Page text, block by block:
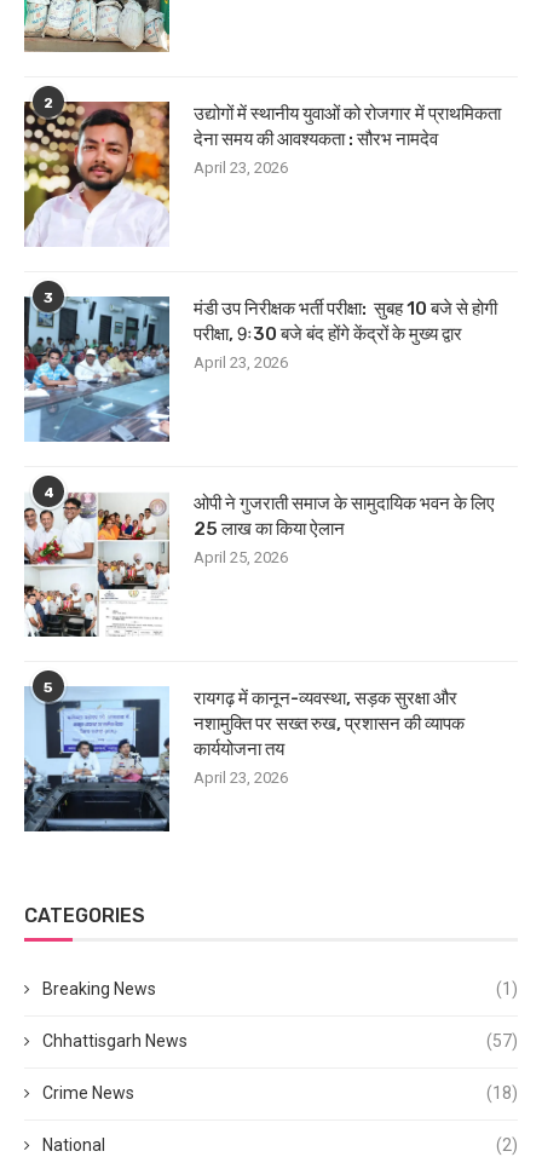
2
उद्योगों में स्थानीय युवाओं को रोजगार में प्राथमिकता
देना समय की आवश्यकता : सौरभ नामदेव
April 23, 2026
3
मंडी उप निरीक्षक भर्ती परीक्षा: सुबह 10 बजे से होगी
परीक्षा, 9ः30 बजे बंद होंगे केंद्रों के मुख्य द्वार
April 23, 2026
4
ओपी ने गुजराती समाज के सामुदायिक भवन के लिए
25 लाख का किया ऐलान
April 25, 2026
5
रायगढ़ में कानून-व्यवस्था, सड़क सुरक्षा और
नशामुक्ति पर सख्त रुख, प्रशासन की व्यापक
कार्ययोजना तय
April 23, 2026
CATEGORIES
Breaking News (1)
Chhattisgarh News (57)
Crime News (18)
National (2)